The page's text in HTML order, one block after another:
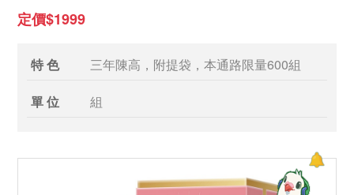
定價$1999
特 色 三年陳高，附提袋，本通路限量600組
單 位 組